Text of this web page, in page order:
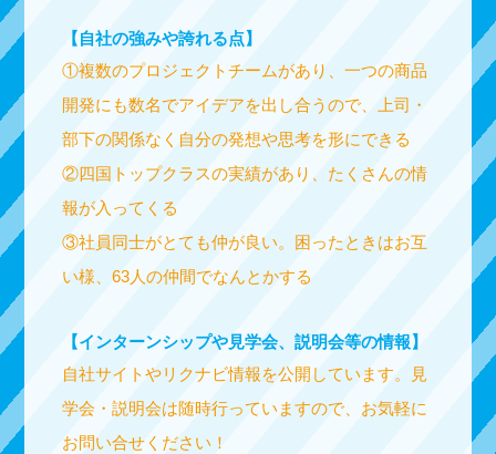
【自社の強みや誇れる点】
①複数のプロジェクトチームがあり、一つの商品
開発にも数名でアイデアを出し合うので、上司・
部下の関係なく自分の発想や思考を形にできる
②四国トップクラスの実績があり、たくさんの情
報が入ってくる
③社員同士がとても仲が良い。困ったときはお互
い様、63人の仲間でなんとかする
【インターンシップや見学会、説明会等の情報】
自社サイトやリクナビ情報を公開しています。見
学会・説明会は随時行っていますので、お気軽に
お問い合せください！